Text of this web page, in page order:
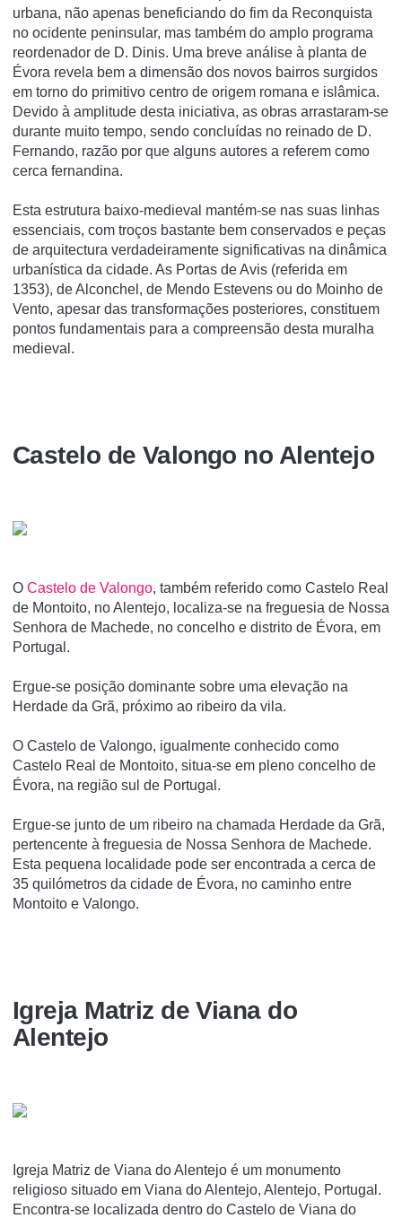
urbana, não apenas beneficiando do fim da Reconquista
no ocidente peninsular, mas também do amplo programa
reordenador de D. Dinis. Uma breve análise à planta de
Évora revela bem a dimensão dos novos bairros surgidos
em torno do primitivo centro de origem romana e islâmica.
Devido à amplitude desta iniciativa, as obras arrastaram-se
durante muito tempo, sendo concluídas no reinado de D.
Fernando, razão por que alguns autores a referem como
cerca fernandina.
Esta estrutura baixo-medieval mantém-se nas suas linhas
essenciais, com troços bastante bem conservados e peças
de arquitectura verdadeiramente significativas na dinâmica
urbanística da cidade. As Portas de Avis (referida em
1353), de Alconchel, de Mendo Estevens ou do Moinho de
Vento, apesar das transformações posteriores, constituem
pontos fundamentais para a compreensão desta muralha
medieval.
Castelo de Valongo no Alentejo
O Castelo de Valongo, também referido como Castelo Real
de Montoito, no Alentejo, localiza-se na freguesia de Nossa
Senhora de Machede, no concelho e distrito de Évora, em
Portugal.
Ergue-se posição dominante sobre uma elevação na
Herdade da Grã, próximo ao ribeiro da vila.
O Castelo de Valongo, igualmente conhecido como
Castelo Real de Montoito, situa-se em pleno concelho de
Évora, na região sul de Portugal.
Ergue-se junto de um ribeiro na chamada Herdade da Grã,
pertencente à freguesia de Nossa Senhora de Machede.
Esta pequena localidade pode ser encontrada a cerca de
35 quilómetros da cidade de Évora, no caminho entre
Montoito e Valongo.
Igreja Matriz de Viana do
Alentejo
Igreja Matriz de Viana do Alentejo é um monumento
religioso situado em Viana do Alentejo, Alentejo, Portugal.
Encontra-se localizada dentro do Castelo de Viana do